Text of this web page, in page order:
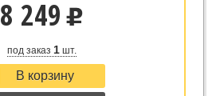
8 249 u
под заказ 1шт.